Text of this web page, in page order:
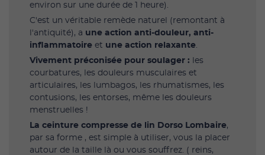
environ sur une durée de 1 heure).
C'est un véritable remède naturel (remontant à
l'antiquité), a une action anti-douleur, anti-
inflammatoire et une action relaxante.
Vivement préconisée pour soulager : les
courbatures, les douleurs musculaires et
articulaires, les lumbagos, les rhumatismes, les
contusions, les entorses, même les douleurs
menstruelles !
La ceinture compresse de lin Dorso Lombaire,
par sa forme , est simple à utiliser, vous la placer
autour de la taille là ou vous souffrez. ( reins,